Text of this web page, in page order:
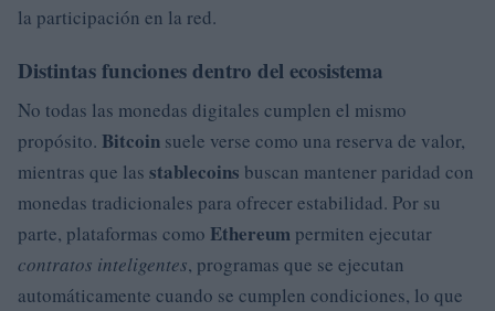
la participación en la red.
Distintas funciones dentro del ecosistema
No todas las monedas digitales cumplen el mismo
propósito. Bitcoin suele verse como una reserva de valor,
mientras que las stablecoins buscan mantener paridad con
monedas tradicionales para ofrecer estabilidad. Por su
parte, plataformas como Ethereum permiten ejecutar
contratos inteligentes, programas que se ejecutan
automáticamente cuando se cumplen condiciones, lo que